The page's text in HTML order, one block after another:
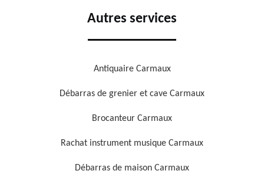
Autres services
Antiquaire Carmaux
Débarras de grenier et cave Carmaux
Brocanteur Carmaux
Rachat instrument musique Carmaux
Débarras de maison Carmaux